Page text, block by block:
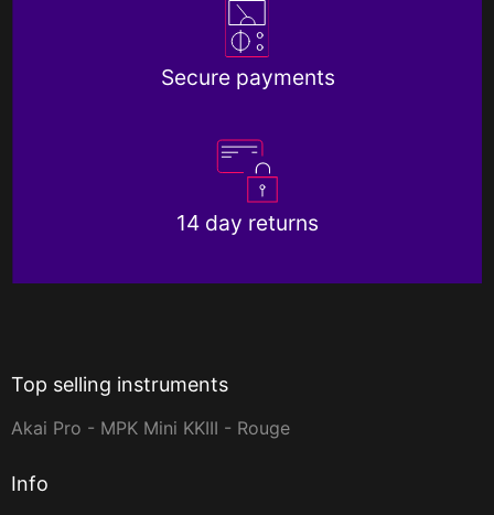
Secure payments
14 day returns
Top selling instruments
Akai Pro - MPK Mini KKIII - Rouge
Info